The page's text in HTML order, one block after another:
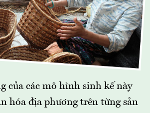
của các mô hình sinh kế này
hóa địa phương trên từng sản